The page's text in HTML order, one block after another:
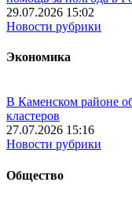
29.07.2026 15:02
Новости рубрики
Экономика
В Каменском районе
кластеров
27.07.2026 15:16
Новости рубрики
Общество